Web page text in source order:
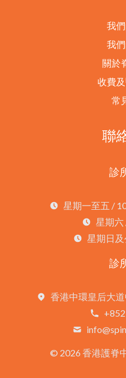
我
我
關於
收費
常
聯
診
星期一至五 /
星期六
星期日
診
香港中環皇后大
© 2026 香港護脊